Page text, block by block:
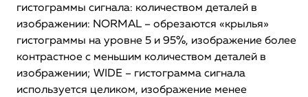
гистограммы сигнала: количеством деталей в
изображении: NORMAL – обрезаются «крылья»
гистограммы на уровне 5 и 95%, изображение более
контрастное с меньшим количеством деталей в
изображении; WIDE – гистограмма сигнала
используется целиком, изображение менее